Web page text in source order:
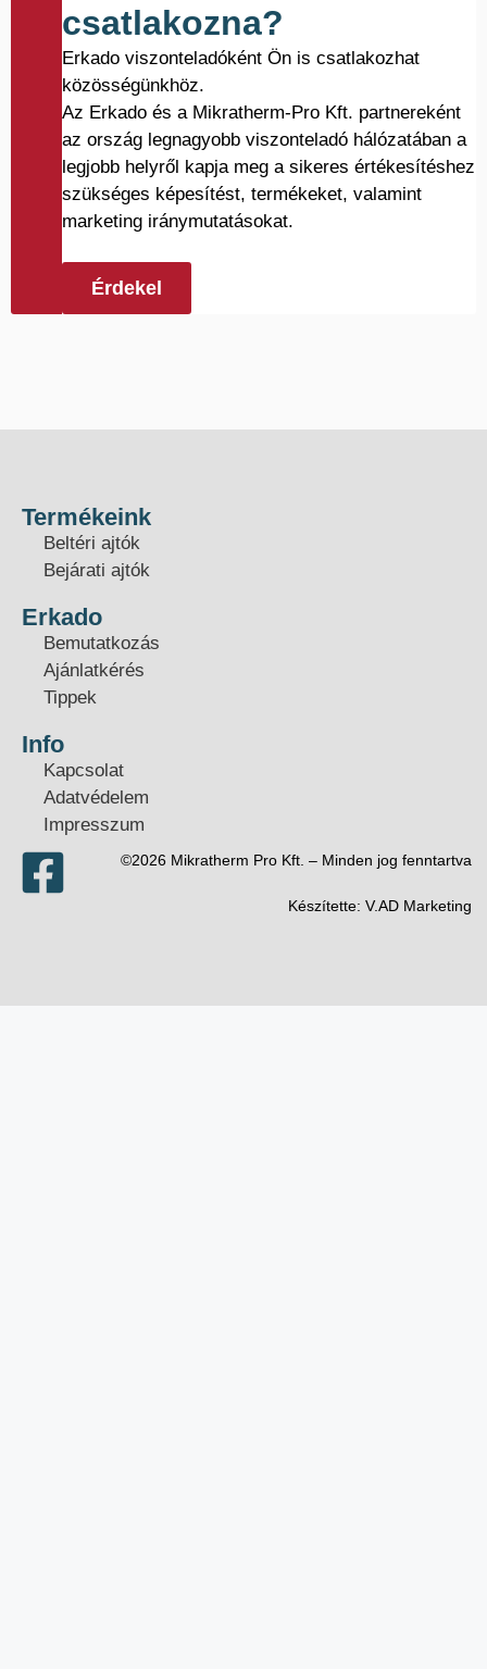
csatlakozna?
Erkado viszonteladóként Ön is csatlakozhat
közösségünkhöz.
Az Erkado és a Mikratherm-Pro Kft. partnereként
az ország legnagyobb viszonteladó hálózatában a
legjobb helyről kapja meg a sikeres értékesítéshez
szükséges képesítést, termékeket, valamint
marketing iránymutatásokat.
Érdekel
Termékeink
Beltéri ajtók
Bejárati ajtók
Erkado
Bemutatkozás
Ajánlatkérés
Tippek
Info
Kapcsolat
Adatvédelem
Impresszum
©2026 Mikratherm Pro Kft. – Minden jog fenntartva​
Készítette: V.AD Marketing